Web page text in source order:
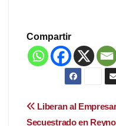
Compartir
Liberan al
Secuestrado en